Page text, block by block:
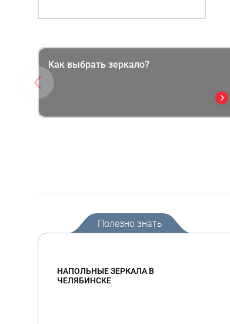
Как выбрать зеркало?
Полезно знать
НАПОЛЬНЫЕ ЗЕРКАЛА В
ЧЕЛЯБИНСКЕ